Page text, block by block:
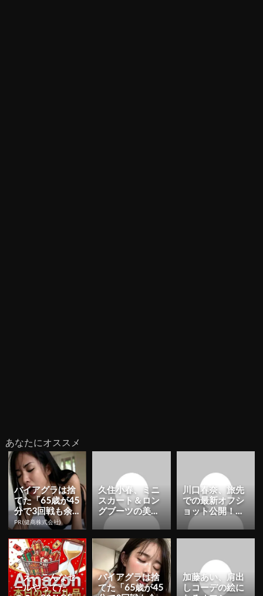
あなたにオススメ
バイアグラは捨
てた「65歳が45
分で3回戦も余
裕」980円で朝
まで絶好調！
PR(健商株式会社)
久住小春、ミニ
スカート＆ロン
グブーツの美脚
コーデ公開！
「すこぶる可愛
い」「素敵な...
川口春奈、旅先
での最新オフシ
ョット公開！
「素の美しさ」
「相変わらず魅
「え、こんなセ
ールやってた
バイアグラは捨
てた「65歳が45
加藤あい、肩出
しコーデの絵に